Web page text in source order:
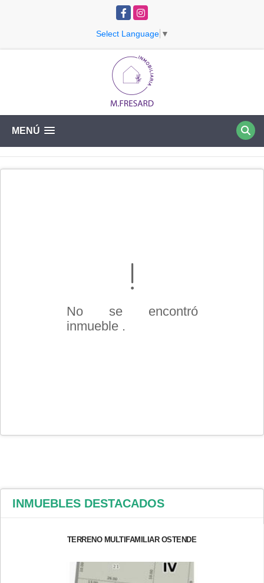
FacebookInstagram
Select Language ▼
MENÚ
No se encontró
inmueble .
INMUEBLES DESTACADOS
TERRENO MULTIFAMILIAR OSTENDE